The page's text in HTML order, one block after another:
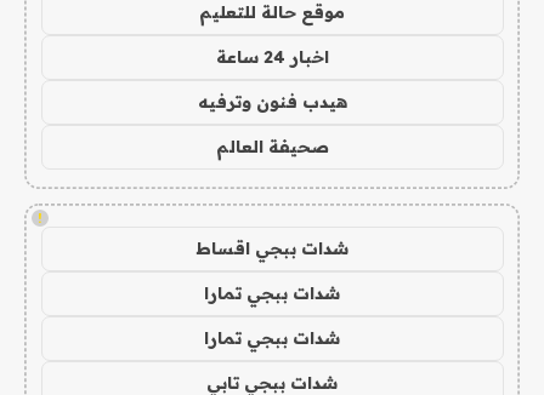
موقع حالة للتعليم
اخبار 24 ساعة
هيدب فنون وترفيه
صحيفة العالم
!
شدات ببجي اقساط
شدات ببجي تمارا
شدات ببجي تمارا
شدات ببجي تابي